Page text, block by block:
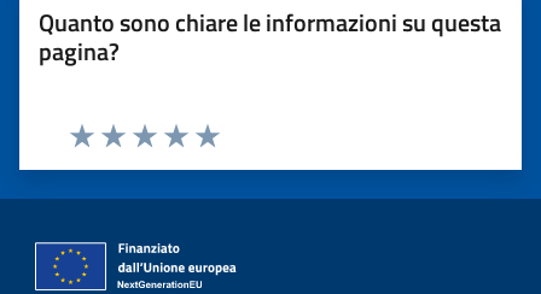
Quanto sono chiare le informazioni su questa
pagina?
Valuta 5 stelle su 5
Valuta 4 stelle su 5
Valuta 3 stelle su 5
Valuta 2 stelle su 5
Valuta 1 stelle su 5